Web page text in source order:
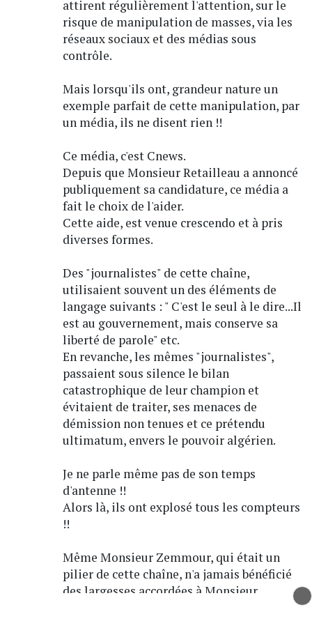
attirent régulièrement l'attention, sur le
risque de manipulation de masses, via les
réseaux sociaux et des médias sous
contrôle.
Mais lorsqu'ils ont, grandeur nature un
exemple parfait de cette manipulation, par
un média, ils ne disent rien !!
Ce média, c'est Cnews.
Depuis que Monsieur Retailleau a annoncé
publiquement sa candidature, ce média a
fait le choix de l'aider.
Cette aide, est venue crescendo et à pris
diverses formes.
Des "journalistes" de cette chaîne,
utilisaient souvent un des éléments de
langage suivants : " C'est le seul à le dire...Il
est au gouvernement, mais conserve sa
liberté de parole" etc.
En revanche, les mêmes "journalistes",
passaient sous silence le bilan
catastrophique de leur champion et
évitaient de traiter, ses menaces de
démission non tenues et ce prétendu
ultimatum, envers le pouvoir algérien.
Je ne parle même pas de son temps
d'antenne !!
Alors là, ils ont explosé tous les compteurs
!!
Même Monsieur Zemmour, qui était un
pilier de cette chaîne, n'a jamais bénéficié
des largesses accordées à Monsieur